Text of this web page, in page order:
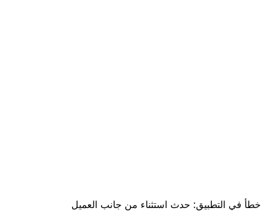
خطأ في التطبيق: حدث استثناء من جانب العميل